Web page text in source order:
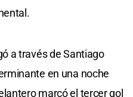
a través de Santiago
en una noche
marcó el tercer gol